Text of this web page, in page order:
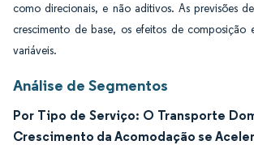
como direcionais, e não aditivos. As previsões
crescimento de base, os efeitos de composição
variáveis.
Análise de Segmentos
Por Tipo de Serviço: O Transporte
Crescimento da Acomodação se